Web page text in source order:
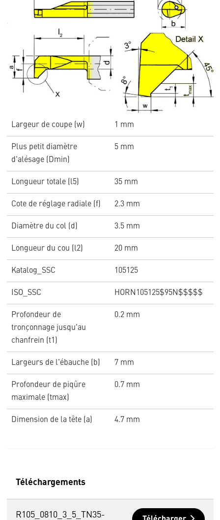
Largeur de coupe (w) 1 mm
Plus petit diamètre
d'alésage (Dmin)
5 mm
Longueur totale (l5) 35 mm
Cote de réglage radiale (f) 2.3 mm
Diamètre du col (d) 3.5 mm
Longueur du cou (l2) 20 mm
Katalog_SSC 105125
ISO_SSC HORN105125$95N$$$$$
Profondeur de
tronçonnage jusqu'au
chanfrein (t1)
0.2 mm
Largeurs de l'ébauche (b) 7 mm
Profondeur de piqûre
maximale (tmax)
0.7 mm
Dimension de la tête (a) 4.7 mm
Téléchargements
R105_0810_3_5_TN35-